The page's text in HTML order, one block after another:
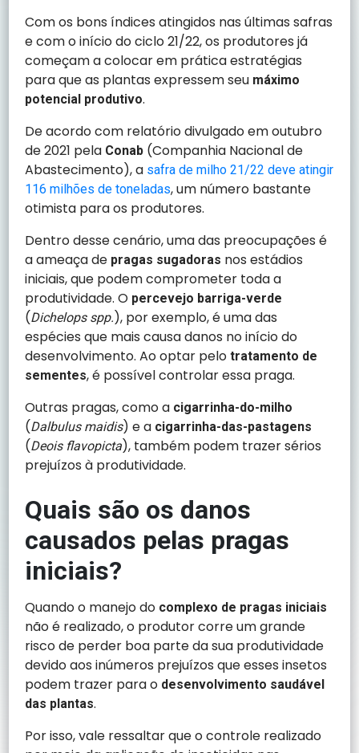
Com os bons índices atingidos nas últimas safras
e com o início do ciclo 21/22, os produtores já
começam a colocar em prática estratégias
para que as plantas expressem seu máximo
potencial produtivo.
De acordo com relatório divulgado em outubro
de 2021 pela Conab (Companhia Nacional de
Abastecimento), a safra de milho 21/22 deve atingir
116 milhões de toneladas, um número bastante
otimista para os produtores.
Dentro desse cenário, uma das preocupações é
a ameaça de pragas sugadoras nos estádios
iniciais, que podem comprometer toda a
produtividade. O percevejo barriga-verde
(Dichelops spp.), por exemplo, é uma das
espécies que mais causa danos no início do
desenvolvimento. Ao optar pelotratamento de
sementes, é possível controlar essa praga.
Outras pragas, como a cigarrinha-do-milho
(Dalbulus maidis) e a cigarrinha-das-pastagens
(Deois flavopicta), também podem trazer sérios
prejuízos à produtividade.
Quais são os danos
causados pelas pragas
iniciais?
Quando o manejo do complexo de pragas iniciais
não é realizado, o produtor corre um grande
risco de perder boa parte da sua produtividade
devido aos inúmeros prejuízos que esses insetos
podem trazer para o desenvolvimento saudável
das plantas.
Por isso, vale ressaltar que o controle realizado